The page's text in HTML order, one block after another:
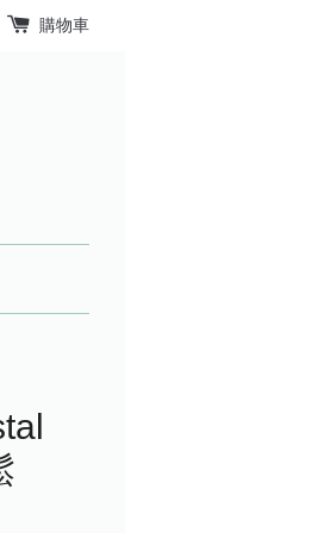
購物車